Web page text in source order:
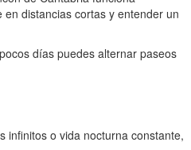
distancias cortas y entender un
días puedes alternar paseos
infinitos o vida nocturna constante,